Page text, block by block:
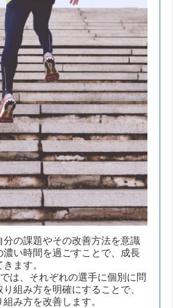
分の課題やその改善方法を意識
濃い時間を過ごすことで、成長
ます。
は、それぞれの選手に個別に問
組み方を明確にすることで、
み方を改善します。